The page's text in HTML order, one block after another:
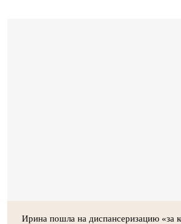
Ирина пошла на диспансеризацию «за